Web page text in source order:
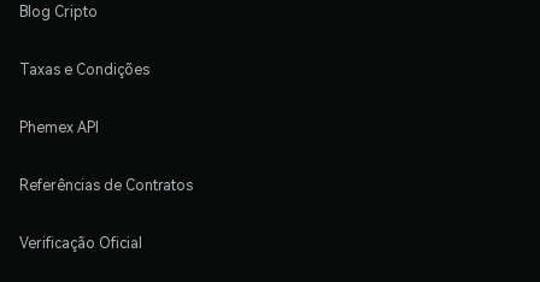
Blog Cripto
Taxas e Condições
Phemex API
Referências de Contratos
Verificação Oficial